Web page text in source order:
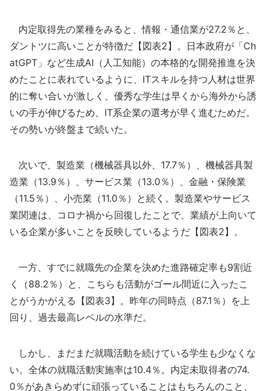
内定取得先の業種をみると、情報・通信業が27.2％と、
ダントツに高いことが特徴だ【図表2】。日本政府が「Ch
atGPT」など生成AI（人工知能）の本格的な開発推進を決
めたことに表れているように、ITスキルを持つ人材は世界
的に奪い合いが激しく、優秀な学生は早くから海外から誘
いの手が伸びるため、IT系企業の選考が早く進むためだ。
その勢いが終盤まで続いた。
次いで、製造業（機械器具以外、17.7％）、機械器具製
造業（13.9％）、サービス業（13.0％）、金融・保険業
（11.5％）、小売業（11.0％）と続く。製造業やサービス
業関連は、コロナ禍から回復したことで、業績が上向いて
いる企業が多いことを反映しているようだ【図表2】。
一方、すでに就職先の企業を決めた進路確定率も9割近
く（88.2％）と、こちらも活動がゴール間近に入ったこ
とがうかがえる【図表3】。昨年の同時点（87.1％）を上
回り、過去最高レベルの水準だ。
しかし、まだまだ就職活動を続けている学生も少なくな
い。全体の就職活動実施率は10.4％。内定未取得者の74.
0％があきらめずに頑張っていることはもちろんのこと、